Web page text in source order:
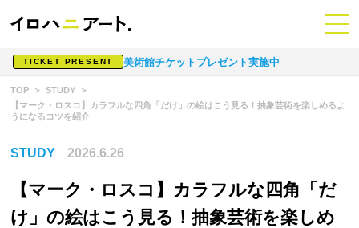
TICKET PRESENT 美術館チケットプレゼント実施中
TOP
STUDY
【マーク・ロスコ】カラフルな四角「だけ」の絵はこう見る！抽象芸術を楽しめるよ
うになるコツを紹介
STUDY 2026.6.26
【マーク・ロスコ】カラフルな四角「だ
け」の絵はこう見る！抽象芸術を楽しめ